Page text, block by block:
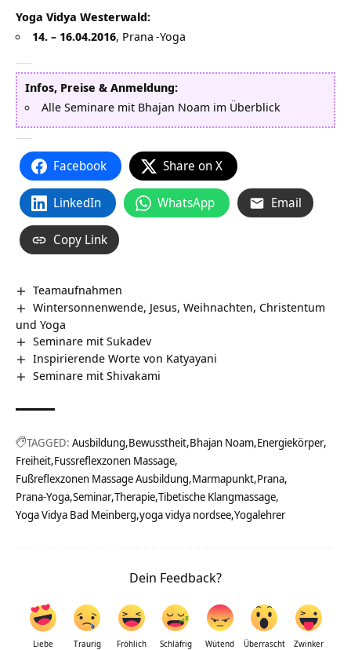
Yoga Vidya Westerwald:
14. – 16.04.2016, Prana -Yoga
—–
Infos, Preise & Anmeldung:
Alle Seminare mit Bhajan Noam im Überblick
—–
Facebook Share on X
LinkedIn WhatsApp Email
Copy Link
Teamaufnahmen
Wintersonnenwende, Jesus, Weihnachten, Christentum
und Yoga
Seminare mit Sukadev
Inspirierende Worte von Katyayani
Seminare mit Shivakami
TAGGED: Ausbildung Bewusstheit Bhajan Noam Energiekörper
Freiheit Fussreflexzonen Massage
Fußreflexzonen Massage Ausbildung Marmapunkt Prana
Prana-Yoga Seminar Therapie Tibetische Klangmassage
Yoga Vidya Bad Meinberg yoga vidya nordsee Yogalehrer
Dein Feedback?
Liebe Traurig Fröhlich Schläfrig Wütend Überrascht Zwinker